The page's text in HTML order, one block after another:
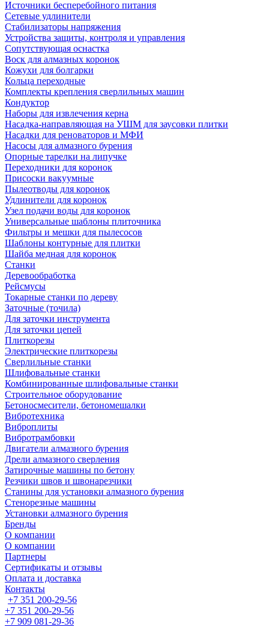
Источники бесперебойного питания
Сетевые удлинители
Стабилизаторы напряжения
Устройства защиты, контроля и управления
Сопутствующая оснастка
Воск для алмазных коронок
Кожухи для болгарки
Кольца переходные
Комплекты крепления сверлильных машин
Кондуктор
Наборы для извлечения керна
Насадка-направляющая на УШМ для заусовки плитки
Насадки для реноваторов и МФИ
Насосы для алмазного бурения
Опорные тарелки на липучке
Переходники для коронок
Присоски вакуумные
Пылеотводы для коронок
Удлинители для коронок
Узел подачи воды для коронок
Универсальные шаблоны плиточника
Фильтры и мешки для пылесосов
Шаблоны контурные для плитки
Шайба медная для коронок
Станки
Деревообработка
Рейсмусы
Токарные станки по дереву
Заточные (точила)
Для заточки инструмента
Для заточки цепей
Плиткорезы
Электрические плиткорезы
Сверлильные станки
Шлифовальные станки
Комбинированные шлифовальные станки
Строительное оборудование
Бетоносмесители, бетономешалки
Вибротехника
Виброплиты
Вибротрамбовки
Двигатели алмазного бурения
Дрели алмазного сверления
Затирочные машины по бетону
Резчики швов и швонарезчики
Станины для установки алмазного бурения
Стенорезные машины
Установки алмазного бурения
Бренды
О компании
О компании
Партнеры
Cертификаты и отзывы
Оплата и доставка
Контакты
+7 351 200-29-56
+7 351 200-29-56
+7 909 081-29-36